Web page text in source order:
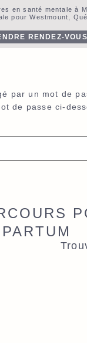
en santé mentale à
pour Westmount,
RENDEZ-VOUS
par un mot de
de passe ci-
PARTUM